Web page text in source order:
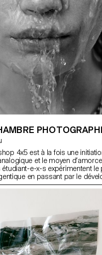
4x5 est à la fois une
et le moyen
e-x-s expérimentent le
en passant par le
format. A la fois très technique
de la photographie.